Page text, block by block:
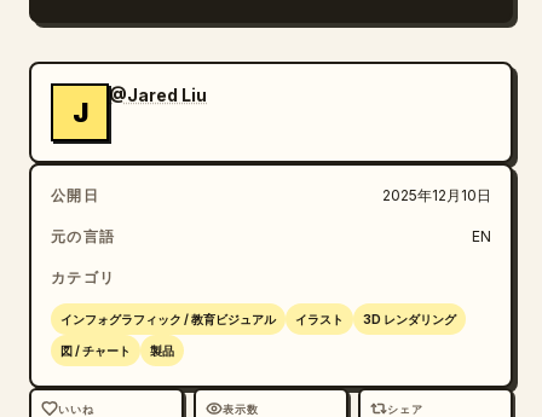
J
@Jared Liu
公開日 2025年12月10日
元の言語 EN
カテゴリ
インフォグラフィック / 教育ビジュアル イラスト 3D レンダリング
図 / チャート 製品
いいね 表示数 シェア